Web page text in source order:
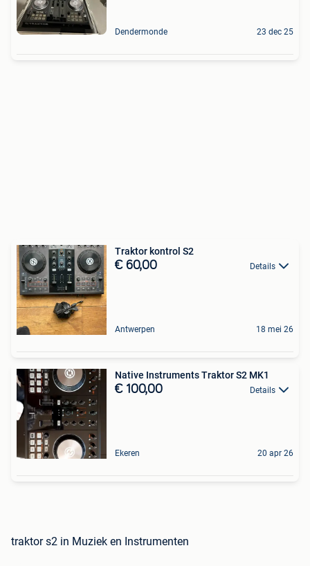
Dendermonde 23 dec 25
Traktor kontrol S2
€ 60,00 Details
Antwerpen 18 mei 26
Native Instruments Traktor S2 MK1
€ 100,00 Details
Ekeren 20 apr 26
traktor s2 in Muziek en Instrumenten